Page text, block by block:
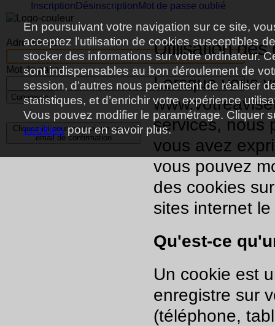
Inscription Désinscription Mot de passe oublié
Adresse mail
Mot de passe
Connexion
Cliquez ici pour recevoir un nouvel
email de confirmation
Utilisation des
Lorsque vous
services, nous
vous avez
vous pouvez
des cookies
sites internet
Qu'est-ce
Un cookie est
enregistre sur
(téléphone,
En poursuivant votre navigation sur ce site,
acceptez l’utilisation de cookies susceptibles
stocker des informations sur votre ordinateur.
sont indispensables au bon déroulement de
session, d’autres nous permettent de réaliser
statistiques, et d’enrichir votre expérience
Vous pouvez modifier le paramétrage. Cliquer
cookiespour en savoir plus.